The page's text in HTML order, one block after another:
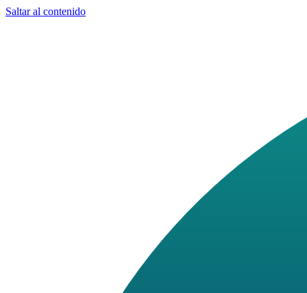
Saltar al contenido